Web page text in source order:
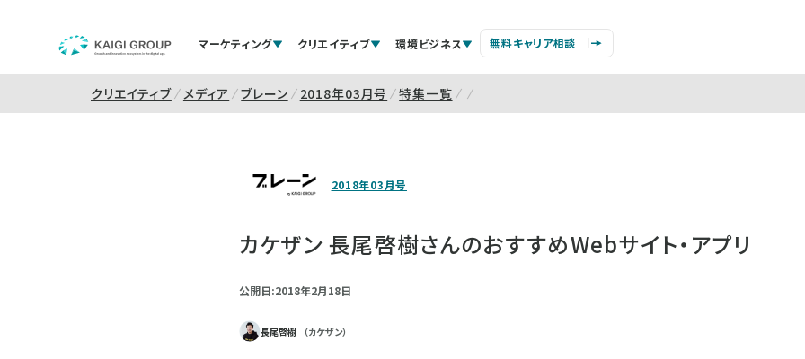
マーケティング クリエイティブ 環境ビジネス 無料キャリア相談
クリエイティブ メディア ブレーン 2018年03月号 特集一覧
2018年03月号
カケザン 長尾啓樹さんのおすすめWebサイト・アプリ
公開日:2018年2月18日
長尾啓樹 （カケザン）